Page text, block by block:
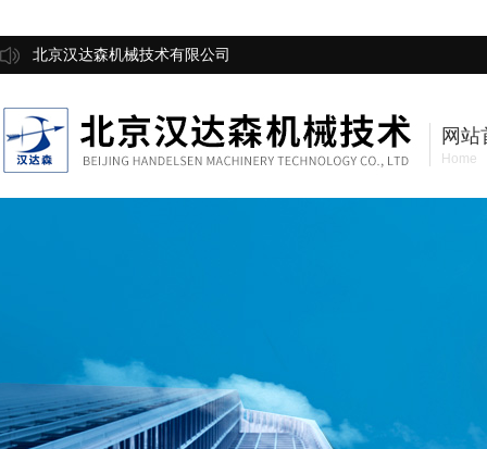
北京汉达森机械技术有限公司
网站
Home